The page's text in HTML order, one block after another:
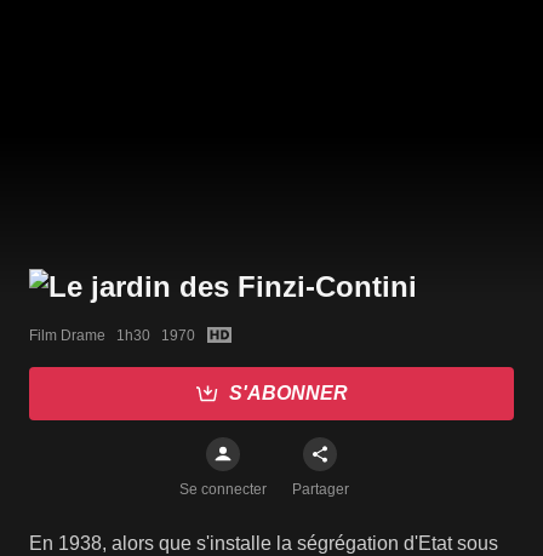
Film Drame   1h30   1970
S'ABONNER
Se connecter Partager
En 1938, alors que s'installe la ségrégation d'Etat sous